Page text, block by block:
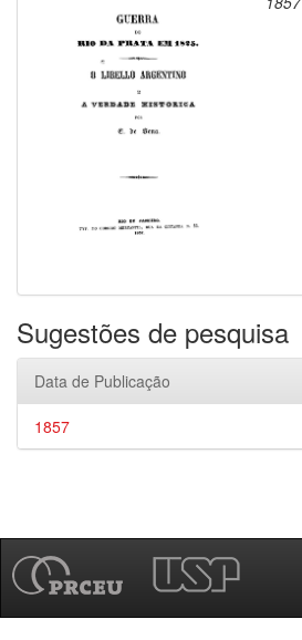
Sugestões de pesquisa
Data de Publicação
1857